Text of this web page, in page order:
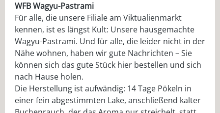
WFB Wagyu-Pastrami
Für alle, die unsere Filiale am Viktualienmarkt
kennen, ist es längst Kult: Unsere hausgemachte
Wagyu-Pastrami. Und für alle, die leider nicht in der
Nähe wohnen, haben wir gute Nachrichten – Sie
können sich das gute Stück hier bestellen und sich
nach Hause holen.
Die Herstellung ist aufwändig: 14 Tage Pökeln in
einer fein abgestimmten Lake, anschließend kalter